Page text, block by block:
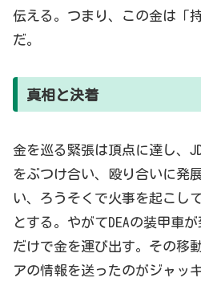
伝える。つまり、この金は「
だ。
真相と決着
金を巡る緊張は頂点に達し、
をぶつけ合い、殴り合いに発
い、ろうそくで火事を起こし
とする。やがてDEAの装甲車
だけで金を運び出す。その移
アの情報を送ったのがジャッ